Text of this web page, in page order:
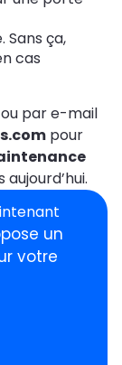
Sans ça,
cas
ou par e-mail
pour
aujourd’hui.
un
votre